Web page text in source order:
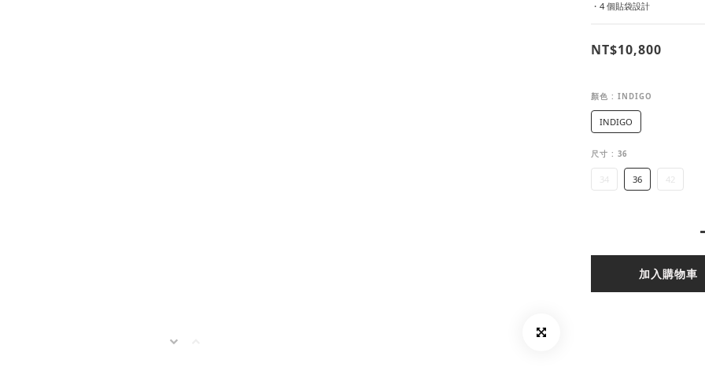
・4 個貼袋設計
NT$10,800
顏色 : INDIGO
INDIGO
尺寸 : 36
34 36 42
加入購物車